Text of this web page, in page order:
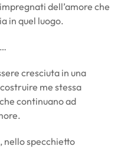
dell’amore che
in quel luogo.
cresciuta in una
me stessa
continuano ad
nello specchietto